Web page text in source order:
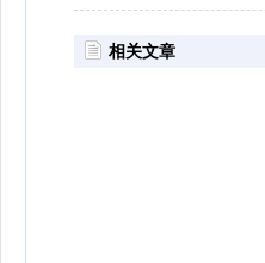
相关文章